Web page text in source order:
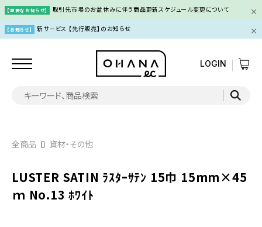
【重要なお知らせ】 取引先市場のお盆休みに伴う商品更新スケジュール変更について
【お知らせ】 新サービス 【先行販売】のお知らせ
LOGIN
全商品 資材・その他
LUSTER SATIN ﾗｽﾀｰｻﾃﾝ 15巾 15mm×45
ｍ No.13 ﾎﾜｲﾄ